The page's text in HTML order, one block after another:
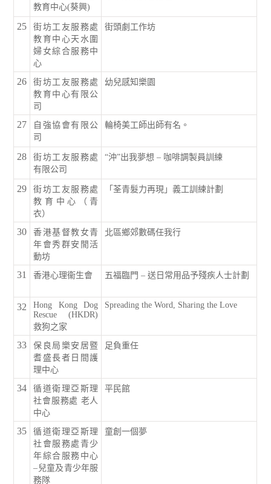
教育中心(葵興)
25
街坊工友服務處
教育中心天水圍
婦女綜合服務中
心
街頭劇工作坊
26
街坊工友服務處
教育中心有限公
司
幼兒感知樂園
27
自強協會有限公
司
輪椅美工師出師有名。
28
街坊工友服務處
有限公司
“沖”出我夢想 – 咖啡調製員訓練
29
街坊工友服務處
教育中心（青
衣）
「荃青髮力再現」義工訓練計劃
30
香港基督教女青
年會秀群安閒活
動坊
北區鄉郊數碼任我行
31 香港心理衞生會 五福臨門 – 送日常用品予殘疾人士計劃
32
Hong Kong Dog
Rescue (HKDR)
救狗之家
Spreading the Word, Sharing the Love
33
保良局樂安居暨
耆盛長者日間護
理中心
足負重任
34
循道衛理亞斯理
社會服務處 老人
中心
平民館
35
循道衛理亞斯理
社會服務處青少
年綜合服務中心
–兒童及青少年服
務隊
童創一個夢